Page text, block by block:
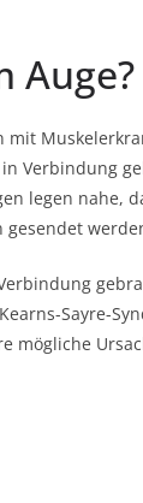
Auge?
mit
Verbindung
legen nahe,
Sayre-
mögliche